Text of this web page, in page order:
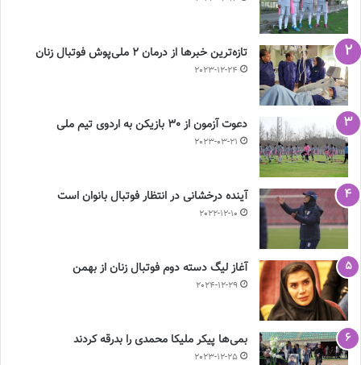
تازه‌ترین خبرها از درمان ۲ ملی‌پوش فوتبال زنان
2023-12-24
دعوت آزمون از 30 بازیکن به اردوی تیم ملی
2023-03-21
آینده درخشانی در انتظار فوتبال بانوان است
2022-12-10
آغاز لیگ دسته دوم فوتبال زنان از بهمن
2024-12-29
بمی‌ها پیکر ملیکا محمدی را بدرقه کردند
2023-12-25